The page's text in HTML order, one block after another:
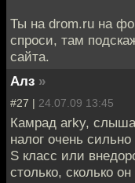
Ты на drom.ru на
спроси, там
сайта.
Алз »
#27 | 24.07.09 13:45
Камрад arky,
налог очень
S класс или
столько, сколько